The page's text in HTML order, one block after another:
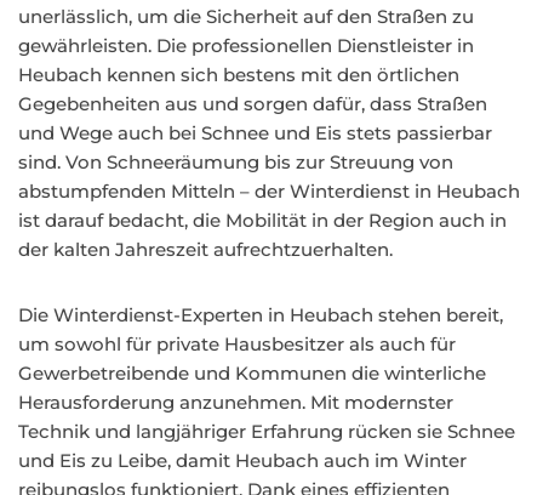
unerlässlich, um die Sicherheit auf den Straßen zu
gewährleisten. Die professionellen Dienstleister in
Heubach kennen sich bestens mit den örtlichen
Gegebenheiten aus und sorgen dafür, dass Straßen
und Wege auch bei Schnee und Eis stets passierbar
sind. Von Schneeräumung bis zur Streuung von
abstumpfenden Mitteln – der Winterdienst in Heubach
ist darauf bedacht, die Mobilität in der Region auch in
der kalten Jahreszeit aufrechtzuerhalten.
Die Winterdienst-Experten in Heubach stehen bereit,
um sowohl für private Hausbesitzer als auch für
Gewerbetreibende und Kommunen die winterliche
Herausforderung anzunehmen. Mit modernster
Technik und langjähriger Erfahrung rücken sie Schnee
und Eis zu Leibe, damit Heubach auch im Winter
reibungslos funktioniert. Dank eines effizienten